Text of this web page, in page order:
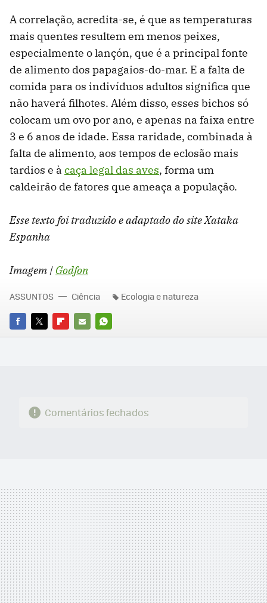
A correlação, acredita-se, é que as temperaturas
mais quentes resultem em menos peixes,
especialmente o lançón, que é a principal fonte
de alimento dos papagaios-do-mar. E a falta de
comida para os indivíduos adultos significa que
não haverá filhotes. Além disso, esses bichos só
colocam um ovo por ano, e apenas na faixa entre
3 e 6 anos de idade. Essa raridade, combinada à
falta de alimento, aos tempos de eclosão mais
tardios e à caça legal das aves, forma um
caldeirão de fatores que ameaça a população.
Esse texto foi traduzido e adaptado do site Xataka
Espanha
Imagem | Godfon
FACEBOOK
TWITTERFLIPBOARD
E-
WHATSAPP
ASSUNTOS Ciência Ecologia e natureza
Comentários fechados